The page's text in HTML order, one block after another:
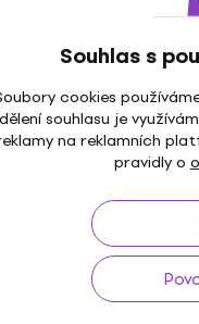
Souhlas s
cookies
souhlasu je
na reklamních
pravidly o
30 dnů